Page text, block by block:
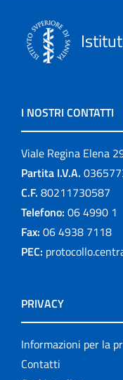
I NOSTRI CONTATTI
Viale Regina Elena
Partita I.V.A.
C.F. 80211730587
Telefono: 06 4990 1
Fax: 06 4938 7118
PEC:
PRIVACY
Informazioni per la
Contatti